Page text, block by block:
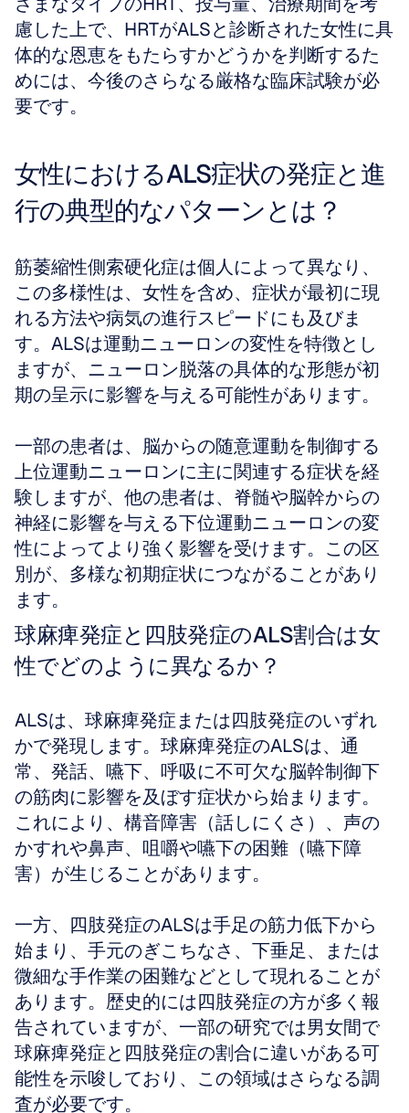
慮した上で、HRTがALSと診断された女性に具
体的な恩恵をもたらすかどうかを判断するた
めには、今後のさらなる厳格な臨床試験が必
要です。
女性におけるALS症状の発症と進
行の典型的なパターンとは？
筋萎縮性側索硬化症は個人によって異なり、
この多様性は、女性を含め、症状が最初に現
れる方法や病気の進行スピードにも及びま
す。ALSは運動ニューロンの変性を特徴とし
ますが、ニューロン脱落の具体的な形態が初
期の呈示に影響を与える可能性があります。
一部の患者は、脳からの随意運動を制御する
上位運動ニューロンに主に関連する症状を経
験しますが、他の患者は、脊髄や脳幹からの
神経に影響を与える下位運動ニューロンの変
性によってより強く影響を受けます。この区
別が、多様な初期症状につながることがあり
ます。
球麻痺発症と四肢発症のALS割合は女
性でどのように異なるか？
ALSは、球麻痺発症または四肢発症のいずれ
かで発現します。球麻痺発症のALSは、通
常、発話、嚥下、呼吸に不可欠な脳幹制御下
の筋肉に影響を及ぼす症状から始まります。
これにより、構音障害（話しにくさ）、声の
かすれや鼻声、咀嚼や嚥下の困難（嚥下障
害）が生じることがあります。
一方、四肢発症のALSは手足の筋力低下から
始まり、手元のぎこちなさ、下垂足、または
微細な手作業の困難などとして現れることが
あります。歴史的には四肢発症の方が多く報
告されていますが、一部の研究では男女間で
球麻痺発症と四肢発症の割合に違いがある可
能性を示唆しており、この領域はさらなる調
査が必要です。